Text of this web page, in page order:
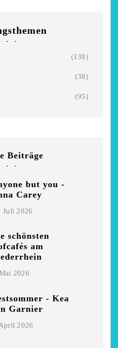
(138)
(38)
(95)
Beiträge
but you -
Carey
Juli 2026
schönsten
am
2026
- Kea
Garnier
2026